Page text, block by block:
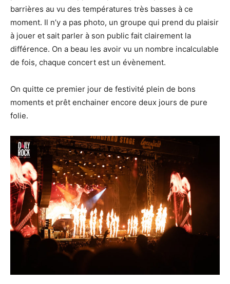
barrières au vu des températures très basses à ce
moment. Il n’y a pas photo, un groupe qui prend du plaisir
à jouer et sait parler à son public fait clairement la
différence. On a beau les avoir vu un nombre incalculable
de fois, chaque concert est un évènement.
On quitte ce premier jour de festivité plein de bons
moments et prêt enchainer encore deux jours de pure
folie.